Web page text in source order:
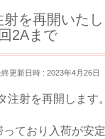
を再開いた
2Aまで
終更新日時 : 2023年4月26日
注射を再開します。
ており入荷が安